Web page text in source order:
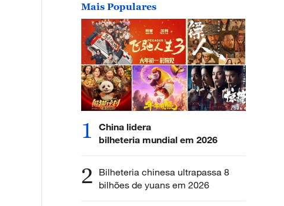
Mais Populares
1
China lidera
bilheteria mundial em 2026
2 Bilheteria chinesa ultrapassa 8
bilhões de yuans em 2026